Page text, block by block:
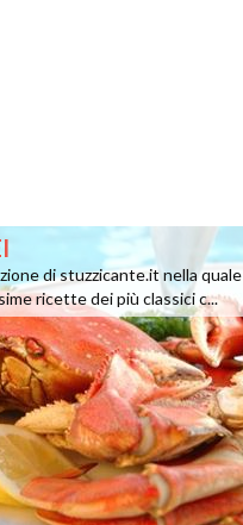
di stuzzicante.it nella quale
ricette dei più classici c...